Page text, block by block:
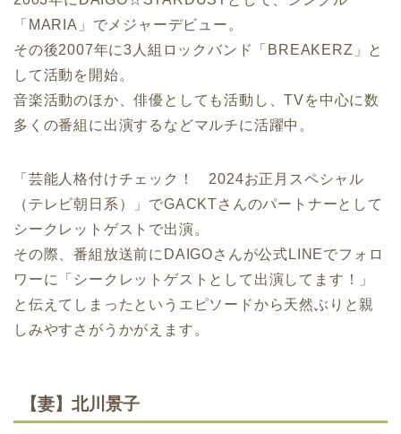
「MARIA」でメジャーデビュー。
その後2007年に3人組ロックバンド「BREAKERZ」と
して活動を開始。
音楽活動のほか、俳優としても活動し、TVを中心に数
多くの番組に出演するなどマルチに活躍中。
「芸能人格付けチェック！ 2024お正月スペシャル
（テレビ朝日系）」でGACKTさんのパートナーとして
シークレットゲストで出演。
その際、番組放送前にDAIGOさんが公式LINEでフォロ
ワーに「シークレットゲストとして出演してます！」
と伝えてしまったというエピソードから天然ぶりと親
しみやすさがうかがえます。
【妻】北川景子